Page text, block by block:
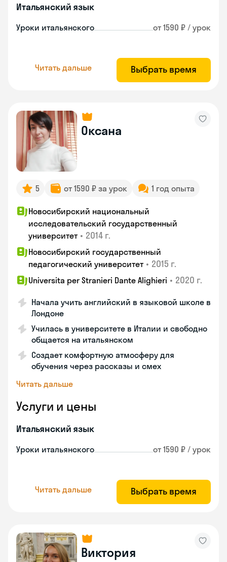
Итальянский язык
Уроки итальянского от 1590 ₽ / урок
Читать дальше Выбрать время
Оксана
5 от 1590 ₽ за урок 1 год опыта
Новосибирский национальный
исследовательский государственный
университет • 2014 г.
Новосибирский государственный
педагогический университет • 2015 г.
Universita per Stranieri Dante Alighieri • 2020 г.
Начала учить английский в языковой школе в
Лондоне
Училась в университете в Италии и свободно
общается на итальянском
Создает комфортную атмосферу для
обучения через рассказы и смех
Читать дальше
Услуги и цены
Итальянский язык
Уроки итальянского от 1590 ₽ / урок
Читать дальше Выбрать время
Виктория